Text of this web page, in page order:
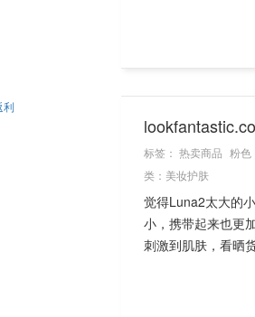
标签： 热卖商品 粉色
类： 美妆护肤
觉得Luna2太大的
小，携带起来也更
刺激到肌肤，看晒